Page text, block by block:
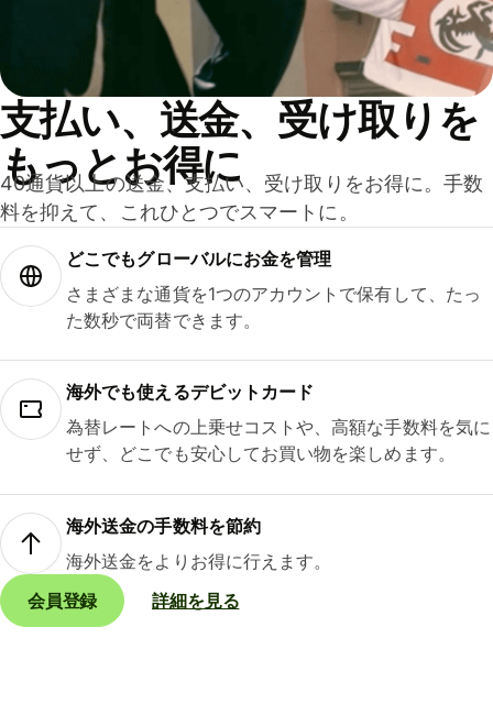
支払い、送金、受け取りを
もっとお得に
40通貨以上の送金、支払い、受け取りをお得に。手数
料を抑えて、これひとつでスマートに。
どこでもグ⁠ロ⁠ー⁠バ⁠ルにお金を管理
さまざまな通貨を1つのアカウントで保有して、たっ
た数秒で両替できます。
海外でも使えるデビットカード
為替レートへの上乗せコストや、高額な手数料を気に
せず、どこでも安心してお買い物を楽しめます。
海外送金の手数料を節約
海外送金をよりお得に行えます。
会員登録
詳細を見る